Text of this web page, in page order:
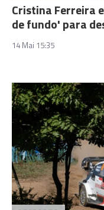
Cristina Ferreira
de fundo' para
14 Mai 15:35